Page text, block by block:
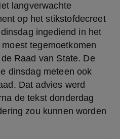
langverwachte
op het stikstofdecreet
ingediend in het
tegemoetkomen
Raad van State. De
dinsdag meteen ook
Dat advies werd
de tekst donderdag
zou kunnen worden